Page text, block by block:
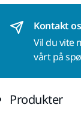
Kontakt
Vil du vite
vårt på
Produkter